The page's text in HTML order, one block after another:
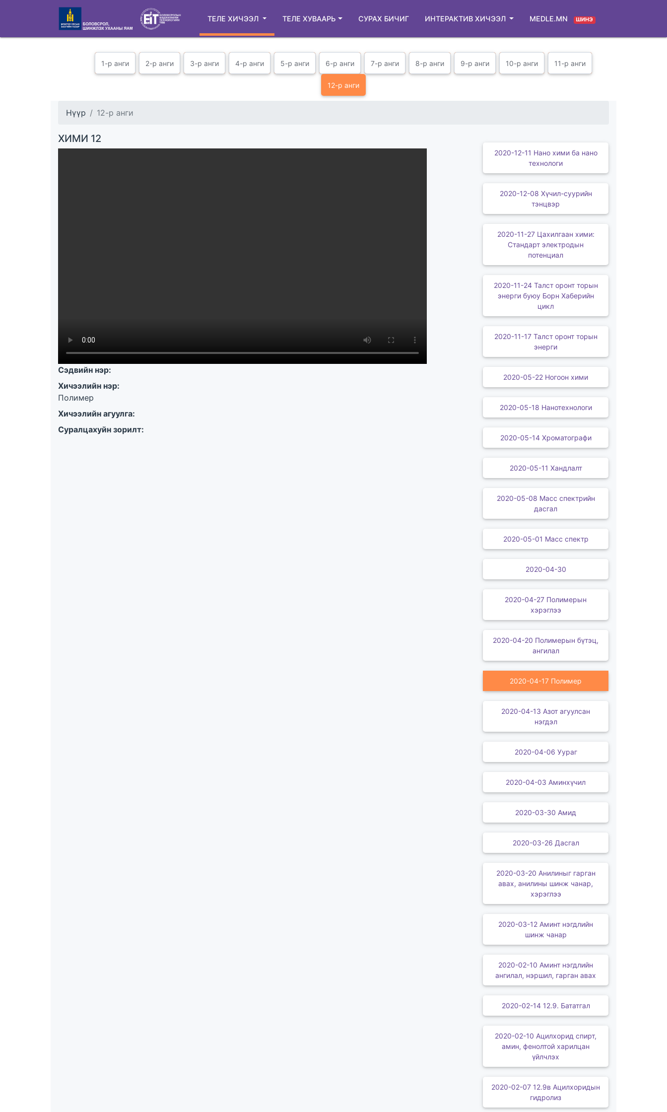
ТЕЛЕ ХИЧЭЭЛ ТЕЛЕ ХУВААРЬ СУРАХ БИЧИГ ИНТЕРАКТИВ ХИЧЭЭЛ MEDLE.MN ШИНЭ
1-р анги 2-р анги 3-р анги 4-р анги 5-р анги 6-р анги 7-р анги 8-р анги 9-р анги 10-р анги 11-р анги
12-р анги
Нүүр 12-р анги
ХИМИ 12
Сэдвийн нэр:
Хичээлийн нэр:
Полимер
Хичээлийн агуулга:
Суралцахуйн зорилт:
2020-12-11 Нано хими ба нано
технологи
2020-12-08 Хүчил-суурийн
тэнцвэр
2020-11-27 Цахилгаан хими:
Стандарт электродын
потенциал
2020-11-24 Талст оронт торын
энерги буюу Борн Хаберийн
цикл
2020-11-17 Талст оронт торын
энерги
2020-05-22 Ногоон хими
2020-05-18 Нанотехнологи
2020-05-14 Хроматографи
2020-05-11 Хандлалт
2020-05-08 Масс спектрийн
дасгал
2020-05-01 Масс спектр
2020-04-30
2020-04-27 Полимерын
хэрэглээ
2020-04-20 Полимерын бүтэц,
ангилал
2020-04-17 Полимер
2020-04-13 Азот агуулсан
нэгдэл
2020-04-06 Уураг
2020-04-03 Аминхүчил
2020-03-30 Амид
2020-03-26 Дасгал
2020-03-20 Анилиныг гарган
авах, анилины шинж чанар,
хэрэглээ
2020-03-12 Аминт нэгдлийн
шинж чанар
2020-02-10 Аминт нэгдлийн
ангилал, нэршил, гарган авах
2020-02-14 12.9. Бататгал
2020-02-10 Ацилхорид спирт,
амин, фенолтой харилцан
үйлчлэх
2020-02-07 12.9в Ацилхоридын
гидролиз